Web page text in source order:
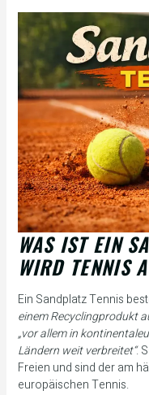
WAS IST EIN
WIRD TENNIS
Ein Sandplatz Tennis
einem Recyclingprodukt
„vor allem in
Ländern weit verbreitet“.
Freien und sind der am
europäischen Tennis.